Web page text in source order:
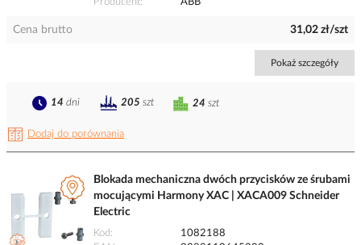
Producent
ABB
Cena brutto 31,02 zł/szt
Pokaż szczegóły
Dodaj do porównania
24 szt
14 dni 205 szt
Blokada mechaniczna dwóch przycisków ze śrubami
mocującymi Harmony XAC | XACA009 Schneider
Electric
Kod
1082188